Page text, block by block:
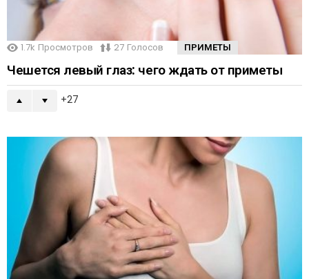
1.7k Просмотров 27 Голосов ПРИМЕТЫ
Чешется левый глаз: чего ждать от приметы
27